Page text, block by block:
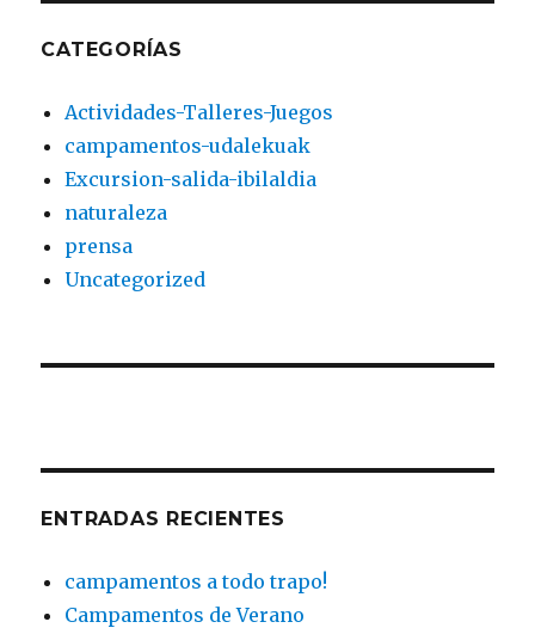
CATEGORÍAS
Actividades-Talleres-Juegos
campamentos-udalekuak
Excursion-salida-ibilaldia
naturaleza
prensa
Uncategorized
ENTRADAS RECIENTES
campamentos a todo trapo!
Campamentos de Verano